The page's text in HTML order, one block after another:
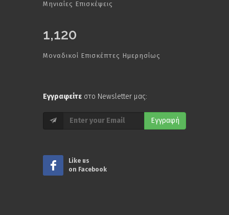
Μηνιαίες Επισκέψεις
1,120
Μοναδικοί Επισκέπτες Ημερησίως
Εγγραφείτε στο Newsletter μας:
Εγγραφή
Like us
on Facebook